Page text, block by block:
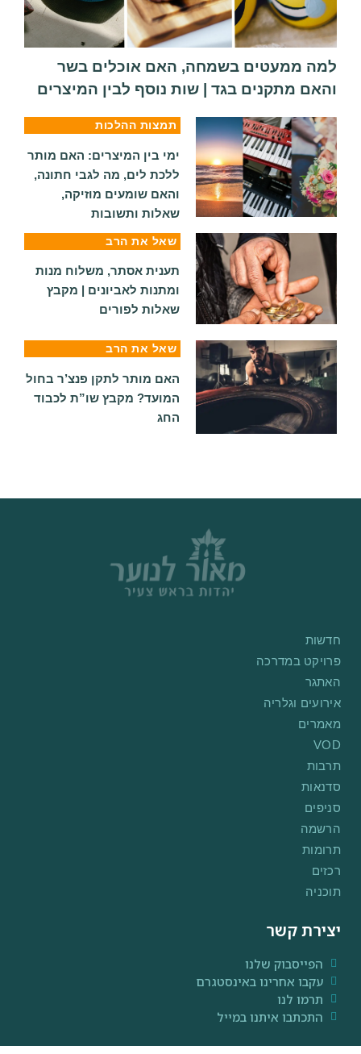
למה ממעטים בשמחה, האם אוכלים בשר
והאם מתקנים בגד | שות נוסף לבין המיצרים
תמצות ההלכות
ימי בין המיצרים: האם מותר
ללכת לים, מה לגבי חתונה,
והאם שומעים מוזיקה,
שאלות ותשובות
שאל את הרב
תענית אסתר, משלוח מנות
ומתנות לאביונים | מקבץ
שאלות לפורים
שאל את הרב
האם מותר לתקן פנצ’ר בחול
המועד? מקבץ שו”ת לכבוד
החג
חדשות
פרויקט במדרכה
האתגר
אירועים וגלריה
מאמרים
VOD
תרבות
סדנאות
סניפים
הרשמה
תרומות
רכזים
תוכניה
יצירת קשר
הפייסבוק שלנו
עקבו אחרינו באינסטגרם
תרמו לנו
התכתבו איתנו במייל